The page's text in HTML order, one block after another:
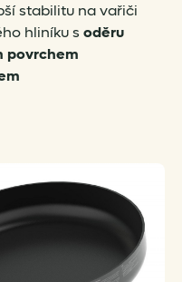
stabilitu na vařiči
hliníku s oděru
povrchem